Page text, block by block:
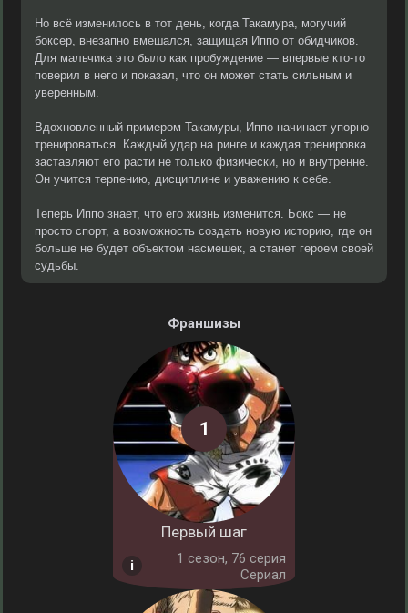
Но всё изменилось в тот день, когда Такамура, могучий
боксер, внезапно вмешался, защищая Иппо от обидчиков.
Для мальчика это было как пробуждение — впервые кто-то
поверил в него и показал, что он может стать сильным и
уверенным.
Вдохновленный примером Такамуры, Иппо начинает упорно
тренироваться. Каждый удар на ринге и каждая тренировка
заставляют его расти не только физически, но и внутренне.
Он учится терпению, дисциплине и уважению к себе.
Теперь Иппо знает, что его жизнь изменится. Бокс — не
просто спорт, а возможность создать новую историю, где он
больше не будет объектом насмешек, а станет героем своей
судьбы.
Франшизы
Первый шаг
1 cезон, 76 серия
Сериал